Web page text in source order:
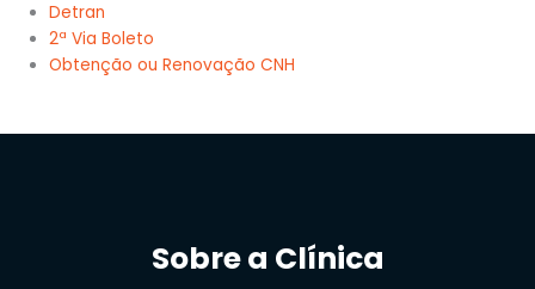
Detran
2ª Via Boleto
Obtenção ou Renovação CNH
Sobre a Clínica